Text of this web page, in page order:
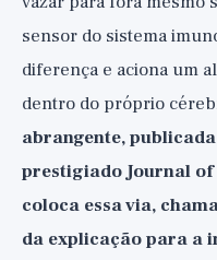
O que,
pesquisa?
A perspectiva
sensor do sistema
diferença e aciona um
dentro do próprio
abrangente,
prestigiado Journal
coloca essa via,
da explicação para a